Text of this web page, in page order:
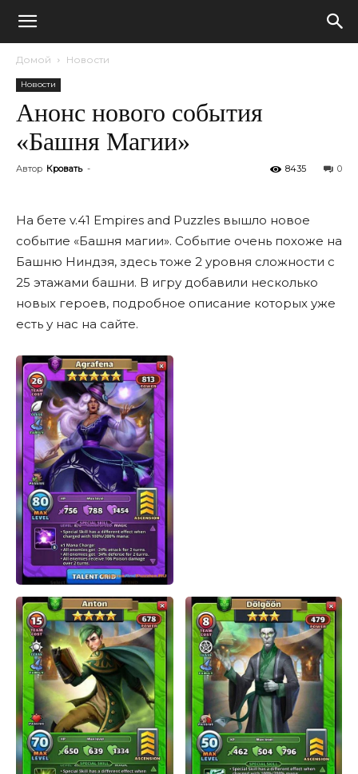
Домой Новости
Новости
Анонс нового события
«Башня Магии»
Автор Кровать - 0
8435
На бете v.41 Empires and Puzzles вышло новое
событие «Башня магии». Событие очень похоже на
Башню Ниндзя, здесь тоже 2 уровня сложности с
25 этажами башни. В игру добавили несколько
новых героев, подробное описание которых уже
есть у нас на сайте.